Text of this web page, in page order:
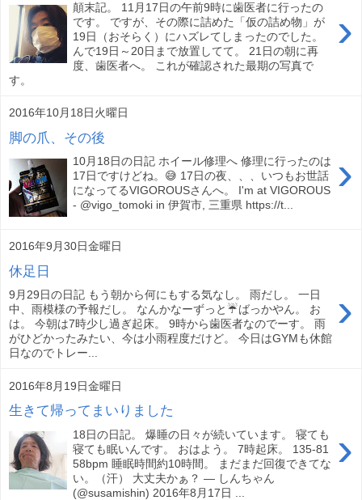
›
顛末記。 11月17日の午前9時に歯医者に行ったの
です。 ですが、その際に詰めた「仮の詰め物」が
19日（おそらく）にハズレてしまったのでした。
んで19日～20日まで放置してて。 21日の朝に再
度、歯医者へ。 これが確認された最期の写真で
す。
2016年10月18日火曜日
脚の爪、その後
›
10月18日の日記 ホイール修理へ 修理に行ったのは
17日ですけどね。😅 17日の夜、、、いつもお世話
になってるVIGOROUSさんへ。 I'm at VIGOROUS
- @vigo_tomoki in 伊賀市, 三重県 https://t...
2016年9月30日金曜日
休足日
›
9月29日の日記 もう朝から何にもする気なし。 雨だし。 一日
中、雨模様の予報だし。 なんかなーずっと☔ばっかやん。 お
は。 今朝は7時少し過ぎ起床。 9時から歯医者なのでーす。 雨
がひどかったみたい、今は小雨程度だけど。 今日はGYMも休館
日なのでトレー...
2016年8月19日金曜日
生きて帰ってまいりました
›
18日の日記。 爆睡の日々が続いています。 寝ても
寝ても眠いんです。 おはよう。 7時起床。 135-81
58bpm 睡眠時間約10時間。 まだまだ回復できてな
い。（汗） 大丈夫かぁ？ — しんちゃん
(@susamishin) 2016年8月17日 ...